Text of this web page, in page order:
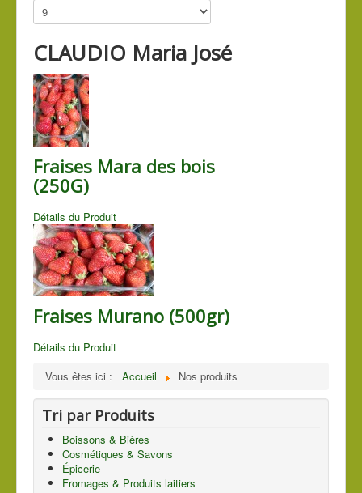
CLAUDIO Maria José
Fraises Mara des bois
(250G)
Détails du Produit
Fraises Murano (500gr)
Détails du Produit
Vous êtes ici :
Accueil Nos produits
Tri par Produits
Boissons & Bières
Cosmétiques & Savons
Épicerie
Fromages & Produits laitiers